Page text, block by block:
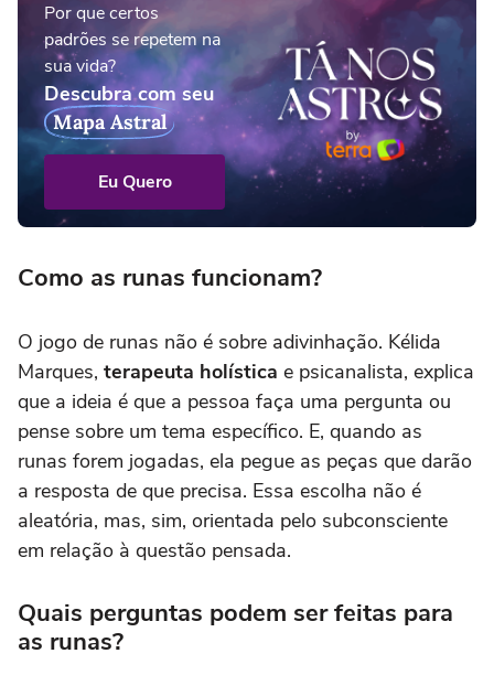
Por que certos
padrões se repetem na
sua vida?
Descubra com seu
Mapa Astral
Eu Quero
Como as runas funcionam?
O jogo de runas não é sobre adivinhação. Kélida
Marques, terapeuta holística e psicanalista, explica
que a ideia é que a pessoa faça uma pergunta ou
pense sobre um tema específico. E, quando as
runas forem jogadas, ela pegue as peças que darão
a resposta de que precisa. Essa escolha não é
aleatória, mas, sim, orientada pelo subconsciente
em relação à questão pensada.
Quais perguntas podem ser feitas para
as runas?